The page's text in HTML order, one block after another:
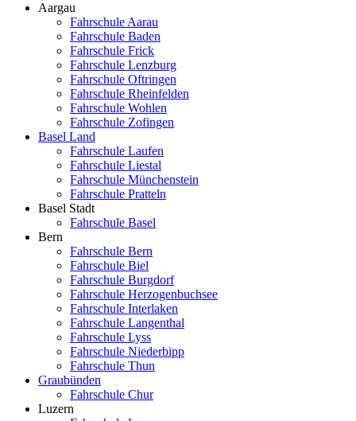
Aargau
Fahrschule Aarau
Fahrschule Baden
Fahrschule Frick
Fahrschule Lenzburg
Fahrschule Oftringen
Fahrschule Rheinfelden
Fahrschule Wohlen
Fahrschule Zofingen
Basel Land
Fahrschule Laufen
Fahrschule Liestal
Fahrschule Münchenstein
Fahrschule Pratteln
Basel Stadt
Fahrschule Basel
Bern
Fahrschule Bern
Fahrschule Biel
Fahrschule Burgdorf
Fahrschule Herzogenbuchsee
Fahrschule Interlaken
Fahrschule Langenthal
Fahrschule Lyss
Fahrschule Niederbipp
Fahrschule Thun
Graubünden
Fahrschule Chur
Luzern